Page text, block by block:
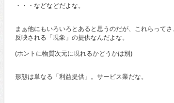
・・・などなどだよな。
まぁ他にもいろいろとあると思うのだが、これらって
反映される「現象」の提供なんだよな。
(ホントに物質次元に現れるかどうかは別)
形態は単なる「利益提供」。サービス業だな。